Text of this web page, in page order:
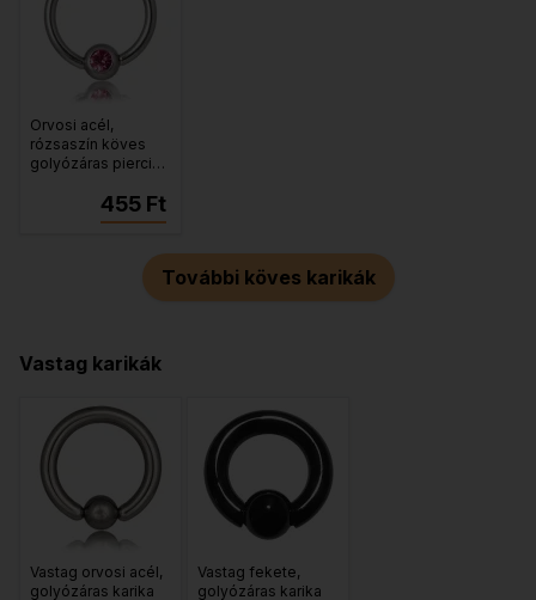
Orvosi acél,
rózsaszín köves
golyózáras piercing
455 Ft
További köves karikák
Vastag karikák
Vastag orvosi acél,
golyózáras karika
Vastag fekete,
golyózáras karika